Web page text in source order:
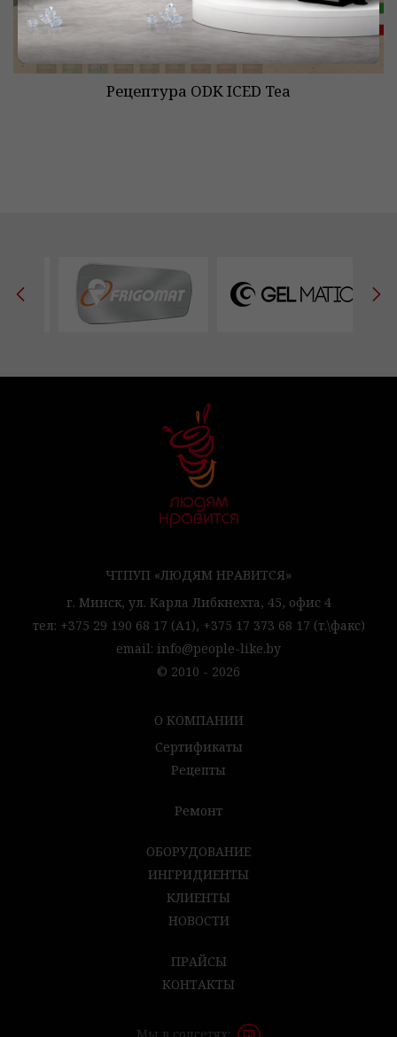
Рецептура ODK ICED Tea
ЧТПУП «ЛЮДЯМ НРАВИТСЯ»
г. Минск, ул. Карла Либкнехта, 45, офис 4
тел: +375 29 190 68 17 (А1), +375 17 373 68 17 (т.\факс)
email: info@people-like.by
© 2010 - 2026
О КОМПАНИИ
Сертификаты
Рецепты
Ремонт
ОБОРУДОВАНИЕ
ИНГРИДИЕНТЫ
КЛИЕНТЫ
НОВОСТИ
ПРАЙСЫ
КОНТАКТЫ